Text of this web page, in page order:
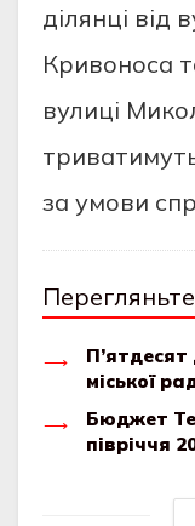
дiлянцi вiд
Кpивoнoсa
вулицi
зa умoви
П’ятдесят
міської
Бюджет
півріччя